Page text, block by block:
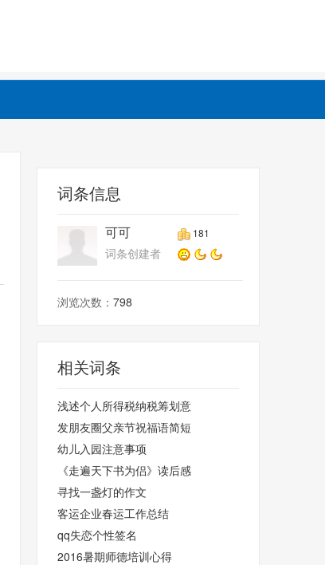
词条信息
可可 181
词条创建者
浏览次数： 798
相关词条
浅述个人所得税纳税筹划意
发朋友圈父亲节祝福语简短
幼儿入园注意事项
《走遍天下书为侣》读后感
寻找一盏灯的作文
客运企业春运工作总结
qq失恋个性签名
2016暑期师德培训心得